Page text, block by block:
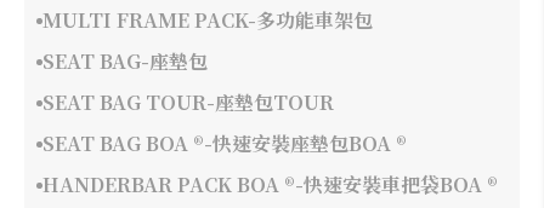
MULTI FRAME PACK-多功能車架包
SEAT BAG-座墊包
SEAT BAG TOUR-座墊包TOUR
SEAT BAG BOA ®-快速安裝座墊包BOA ®
HANDERBAR PACK BOA ®-快速安裝車把袋BOA ®